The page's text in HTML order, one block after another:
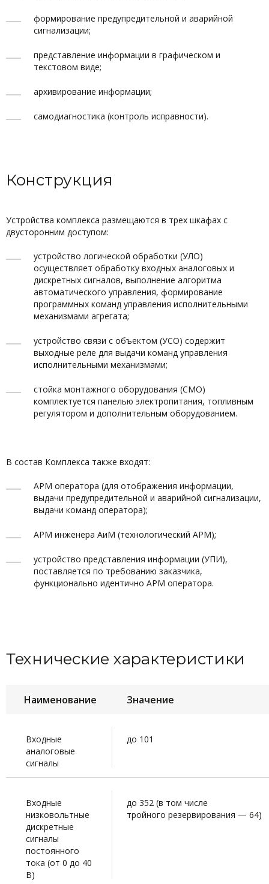
формирование предупредительной и аварийной
сигнализации;
представление информации в графическом и
текстовом виде;
архивирование информации;
самодиагностика (контроль исправности).
Конструкция
Устройства комплекса размещаются в трех шкафах с
двусторонним доступом:
устройство логической обработки (УЛО)
осуществляет обработку входных аналоговых и
дискретных сигналов, выполнение алгоритма
автоматического управления, формирование
программных команд управления исполнительными
механизмами агрегата;
устройство связи с объектом (УСО) содержит
выходные реле для выдачи команд управления
исполнительными механизмами;
стойка монтажного оборудования (СМО)
комплектуется панелью электропитания, топливным
регулятором и дополнительным оборудованием.
В состав Комплекса также входят:
АРМ оператора (для отображения информации,
выдачи предупредительной и аварийной сигнализации,
выдачи команд оператора);
АРМ инженера АиМ (технологический АРМ);
устройство представления информации (УПИ),
поставляется по требованию заказчика,
функционально идентично АРМ оператора.
Технические характеристики
Наименование Значение
Входные
аналоговые
сигналы
до 101
Входные
низковольтные
дискретные
сигналы
постоянного
тока (от 0 до 40
В)
до 352 (в том числе
тройного резервирования — 64)